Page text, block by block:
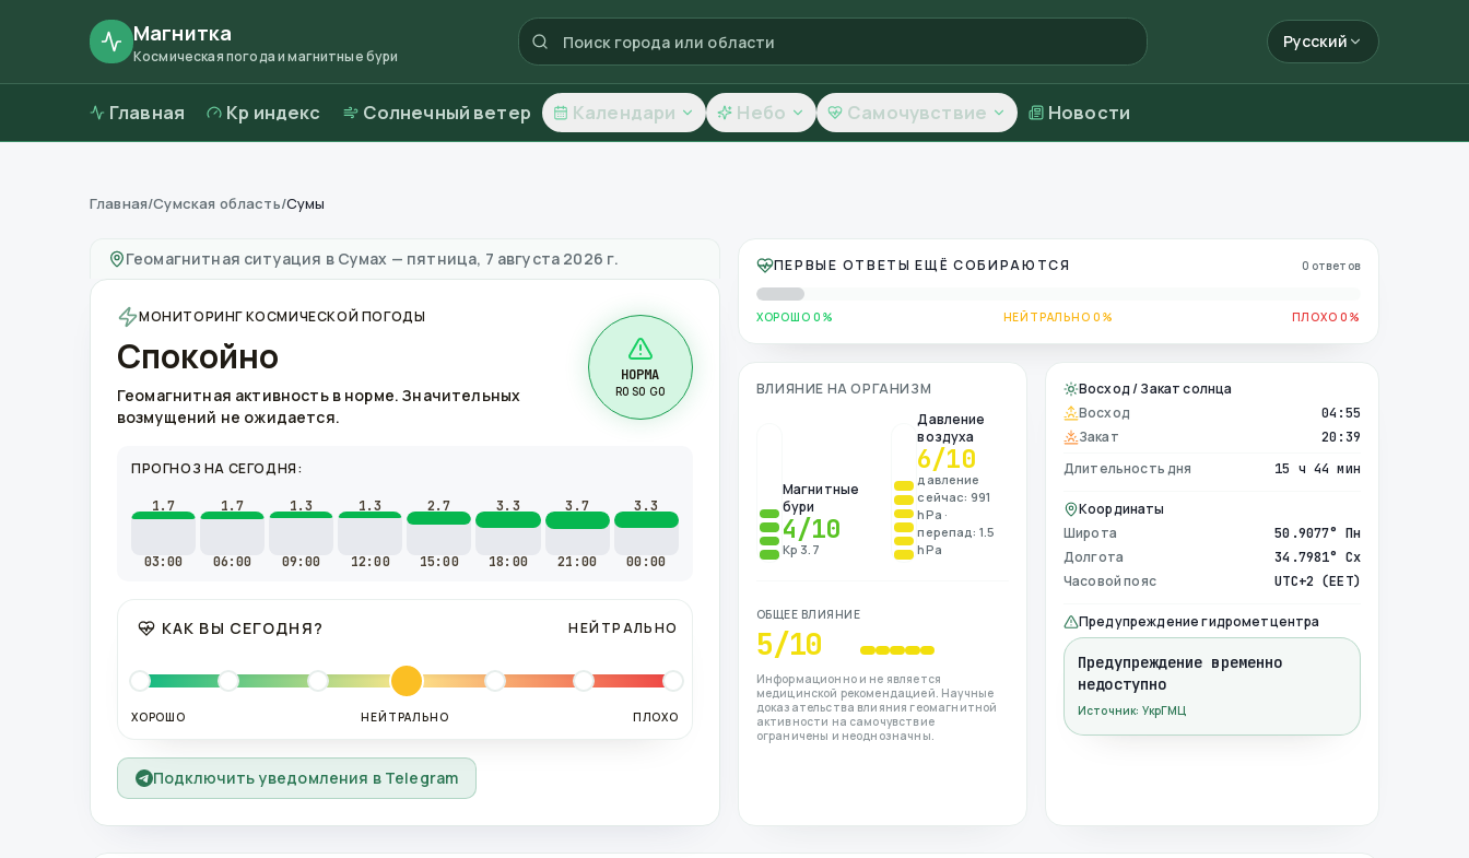
Магнитка
Космическая погода и магнитные бури
Русский
Главная Kp индекс Солнечный ветер Календари Небо Самочувствие Новости
Магнитные бури вСумах—
Главная/Сумская область/Сумы
Геомагнитная ситуация в Сумах — пятница, 7 августа 2026 г.
МОНИТОРИНГ КОСМИЧЕСКОЙ ПОГОДЫ
Спокойно
Геомагнитная активность в норме. Значительных
возмущений не ожидается.
НОРМА
R0 S0 G0
ПРОГНОЗ НА СЕГОДНЯ:
1.7
03:00
1.7
06:00
1.3
09:00
1.3
12:00
2.7
15:00
3.3
18:00
3.7
21:00
3.3
00:00
КАК ВЫ СЕГОДНЯ? НЕЙТРАЛЬНО
ХОРОШО НЕЙТРАЛЬНО ПЛОХО
Подключить уведомления в Telegram
ПЕРВЫЕ ОТВЕТЫ ЕЩЁ СОБИРАЮТСЯ 0 ответов
ХОРОШО 0% НЕЙТРАЛЬНО 0% ПЛОХО 0%
ВЛИЯНИЕ НА ОРГАНИЗМ
Магнитные
бури
4/10
Kp 3.7
Давление
воздуха
6/10
давление
сейчас: 991
hPa ·
перепад: 1.5
hPa
ОБЩЕЕ ВЛИЯНИЕ
5/10
Информационно и не является
медицинской рекомендацией. Научные
доказательства влияния геомагнитной
активности на самочувствие
ограничены и неоднозначны.
Восход / Закат солнца
Восход
04:55
Закат 20:39
Длительность дня 15 ч 44 мин
Координаты
Широта
50.9077° Пн
Долгота 34.7981° Сх
Часовой пояс UTC+2 (EET)
Предупреждение гидрометцентра
Предупреждение временно
недоступно
Источник: УкрГМЦ